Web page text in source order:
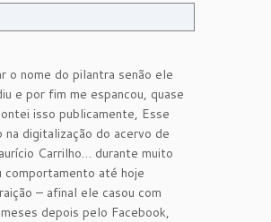
o nome do pilantra senão ele
e por fim me espancou, quase
isso publicamente, Esse
digitalização do acervo de
Carrilho… durante muito
comportamento até hoje
– afinal ele casou com
depois pelo Facebook,